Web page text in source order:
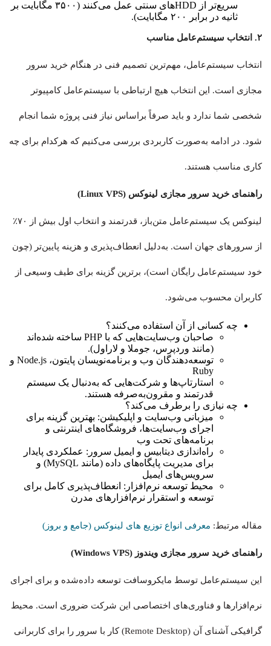
سریع‌تر از HDDهای سنتی عمل می‌کنند (۳۵۰۰ مگابایت بر
ثانیه در برابر ۲۰۰ مگابایت).
۲. انتخاب سیستم‌عامل مناسب
انتخاب سیستم‌عامل، مهم‌ترین تصمیم فنی در هنگام خرید سرور
مجازی است. این انتخاب هیچ ارتباطی با سیستم‌عامل کامپیوتر
شخصی شما ندارد و باید صرفاً براساس نیاز فنی پروژه شما انجام
شود. در ادامه به‌صورت کاربردی بررسی می‌کنیم که هرکدام برای چه
کاری مناسب هستند.
راهنمای خرید سرور مجازی لینوکس (Linux VPS)
لینوکس یک سیستم‌عامل متن‌باز، قدرتمند و انتخاب اول بیش از ۷۰٪
از سرورهای جهان است. به‌دلیل انعطاف‌پذیری و هزینه پایین‌تر (چون
خود سیستم‌عامل رایگان است)، برترین گزینه برای طیف وسیعی از
کاربران محسوب می‌شود.
چه کسانی از آن استفاده می‌کنند؟
صاحبان وب‌سایت‌هایی که با PHP ساخته شده‌اند
(مانند وردپرس، جوملا و لاراول).
توسعه‌دهندگان وب و برنامه‌نویسان پایتون، Node.js و
Ruby
استارتاپ‌ها و شرکت‌هایی که به‌دنبال یک سیستم
قدرتمند و مقرون‌به‌صرفه هستند.
چه نیازی را برطرف می‌کند؟
میزبانی وب‌سایت و اپلیکیشن: بهترین گزینه برای
اجرای وب‌سایت‌ها، فروشگاه‌های اینترنتی و
برنامه‌های تحت وب
راه‌اندازی دیتابیس و ایمیل سرور: عملکردی پایدار
برای مدیریت پایگاه‌های داده (مانند MySQL) و
سرویس‌های ایمیل
محیط توسعه نرم‌افزار: انعطاف‌پذیری کامل برای
توسعه و استقرار نرم‌افزارهای مدرن
مقاله مرتبط: معرفی انواع توزیع های لینوکس (جامع و بروز)
راهنمای خرید سرور مجازی ویندوز (Windows VPS)
این سیستم‌عامل توسط مایکروسافت توسعه داده‌شده و برای اجرای
نرم‌افزارها و فناوری‌های اختصاصی این شرکت ضروری است. محیط
گرافیکی آشنای آن (Remote Desktop) کار با سرور را برای کاربرانی